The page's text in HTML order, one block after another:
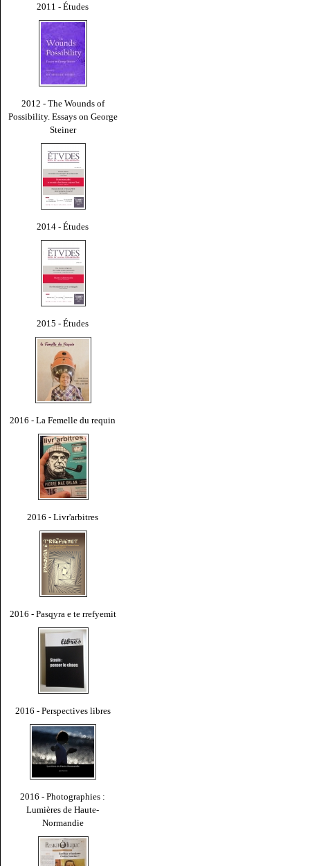
2011 - Études
2012 - The Wounds of
Possibility. Essays on George
Steiner
2014 - Études
2015 - Études
2016 - La Femelle du requin
2016 - Livr'arbitres
2016 - Pasqyra e te rrefyemit
2016 - Perspectives libres
2016 - Photographies :
Lumières de Haute-
Normandie